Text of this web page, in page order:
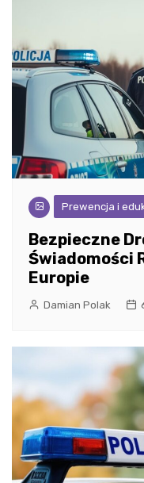
Prewencja i
Bezpieczne
Świadomości
Europie
Damian Polak